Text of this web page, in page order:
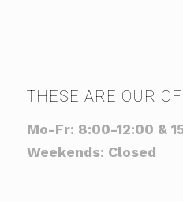
THESE ARE OUR
Mo-Fr: 8:00-12:00 &
Weekends: Closed